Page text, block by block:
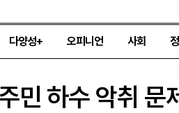
다양성+ 오피니언 사회
민 하수 악취 문